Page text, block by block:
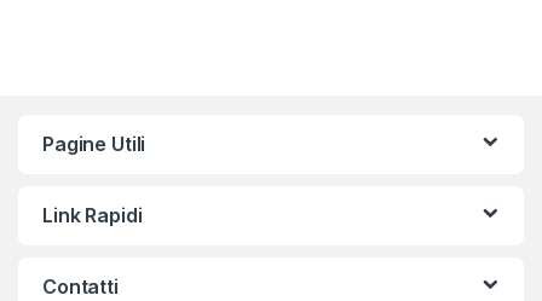
Pagine Utili
Link Rapidi
Contatti